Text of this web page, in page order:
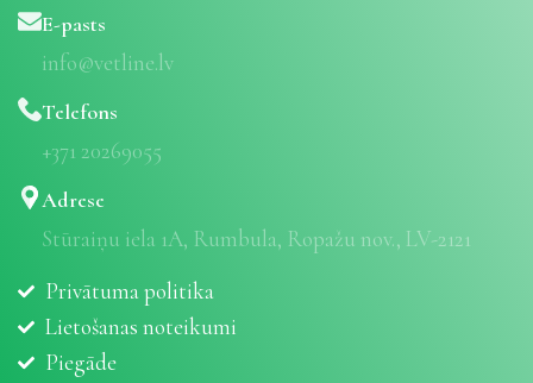
E-pasts
info@vetline.lv
Telefons
+371 20269055
Adrese
Stūraiņu iela 1A, Rumbula, Ropažu nov., LV-2121
Privātuma politika
Lietošanas noteikumi
Piegāde